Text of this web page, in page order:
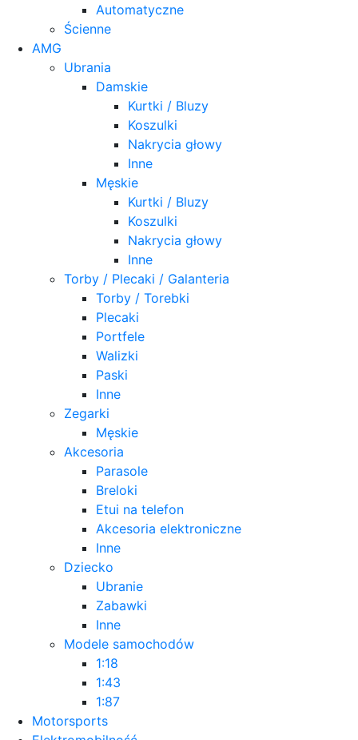
Automatyczne
Ścienne
AMG
Ubrania
Damskie
Kurtki / Bluzy
Koszulki
Nakrycia głowy
Inne
Męskie
Kurtki / Bluzy
Koszulki
Nakrycia głowy
Inne
Torby / Plecaki / Galanteria
Torby / Torebki
Plecaki
Portfele
Walizki
Paski
Inne
Zegarki
Męskie
Akcesoria
Parasole
Breloki
Etui na telefon
Akcesoria elektroniczne
Inne
Dziecko
Ubranie
Zabawki
Inne
Modele samochodów
1:18
1:43
1:87
Motorsports